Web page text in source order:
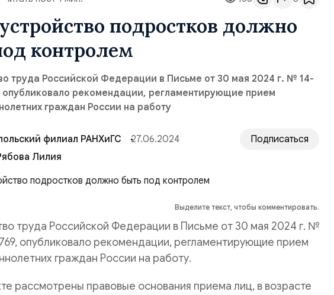
подростков должно
контролем
труда Российской Федерации в Письме от 30 мая 2024 г. № 14-
рекомендации, регламентирующие прием
граждан России на работу
филиал РАНХиГС 27.06.2024
Подписаться
Лилия
Выделите текст, чтобы комментировать.
труда Российской Федерации в Письме от 30 мая 2024 г. №
опубликовало рекомендации, регламентирующие прием
граждан России на работу.
рассмотрены правовые основания приема лиц, в возрасте